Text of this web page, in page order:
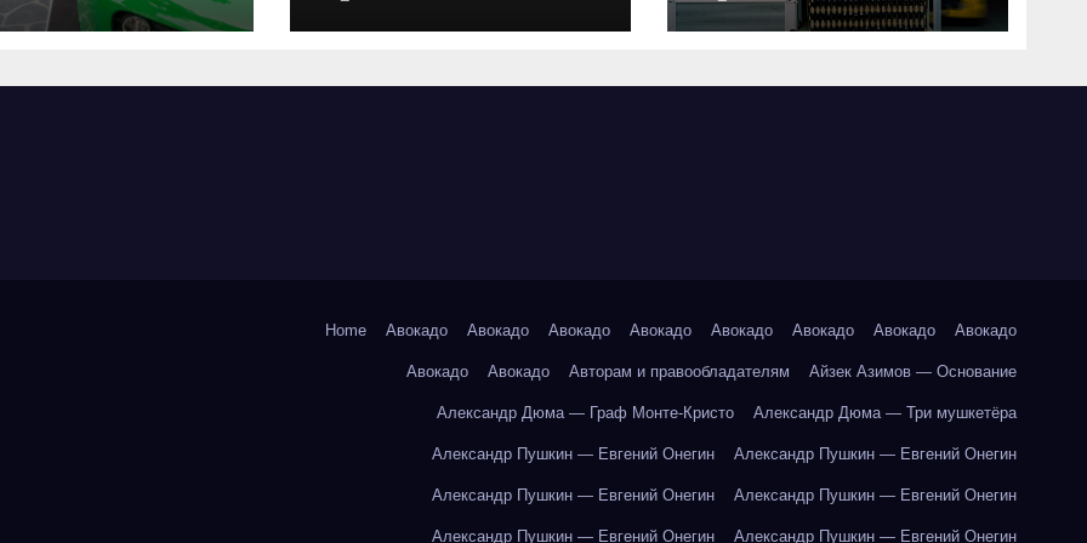
запчастей и
выполнения работ
критерии подбора
Home Авокадо Авокадо Авокадо Авокадо Авокадо Авокадо Авокадо Авокадо
Авокадо Авокадо Авторам и правообладателям Айзек Азимов — Основание
Александр Дюма — Граф Монте-Кристо Александр Дюма — Три мушкетёра
Александр Пушкин — Евгений Онегин Александр Пушкин — Евгений Онегин
Александр Пушкин — Евгений Онегин Александр Пушкин — Евгений Онегин
Александр Пушкин — Евгений Онегин Александр Пушкин — Евгений Онегин